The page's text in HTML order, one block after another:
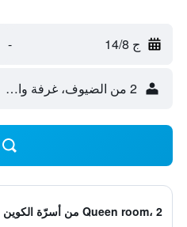
ج 14/8 -
2 من الضيوف، غرفة واحدة
Queen room، 2 من أسرّة الكوين